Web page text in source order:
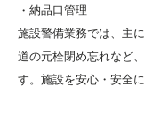
・納品口管理
施設警備業務では、主
道の元栓閉め忘れなど
す。施設を安心・安全